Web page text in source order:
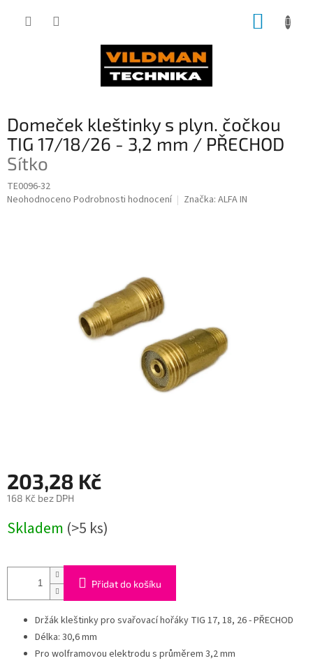
Domeček kleštinky s plyn. čočkou
TIG 17/18/26 - 3,2 mm / PŘECHOD
Sítko
TE0096-32
Průměrné
Neohodnoceno Podrobnosti hodnocení Značka: ALFA IN
203,28 Kč
168 Kč bez DPH
cena:
Skladem (>5 ks)
Přidat do košíku
Držák kleštinky pro svařovací hořáky TIG 17, 18, 26 - PŘECHOD
Délka: 30,6 mm
Pro wolframovou elektrodu s průměrem 3,2 mm